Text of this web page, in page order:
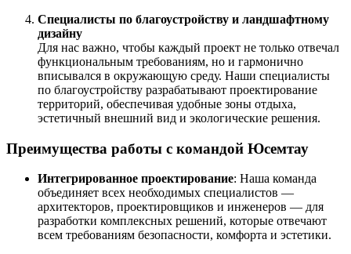
Специалисты по благоустройству и ландшафтному
дизайну
Для нас важно, чтобы каждый проект не только отвечал
функциональным требованиям, но и гармонично
вписывался в окружающую среду. Наши специалисты
по благоустройству разрабатывают проектирование
территорий, обеспечивая удобные зоны отдыха,
эстетичный внешний вид и экологические решения.
Преимущества работы с командой Юсемтау
Интегрированное проектирование: Наша команда
объединяет всех необходимых специалистов —
архитекторов, проектировщиков и инженеров — для
разработки комплексных решений, которые отвечают
всем требованиям безопасности, комфорта и эстетики.